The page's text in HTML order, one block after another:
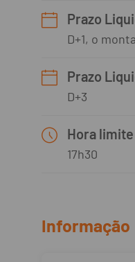
Prazo
D+1, o
Prazo
D+3
Hora
17h30
Informação